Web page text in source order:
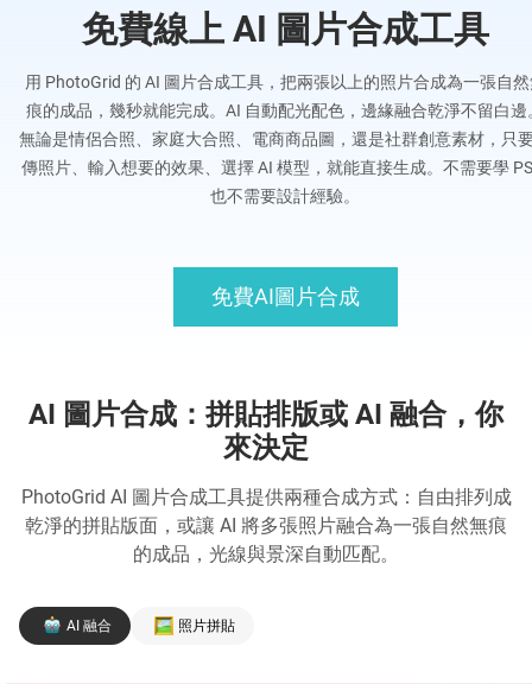
免費線上 AI 圖片合成工具
用 PhotoGrid 的 AI 圖片合成工具，把兩張以上的照片合成為一張自
痕的成品，幾秒就能完成。AI 自動配光配色，邊緣融合乾淨不留白邊
無論是情侶合照、家庭大合照、電商商品圖，還是社群創意素材，只
傳照片、輸入想要的效果、選擇 AI 模型，就能直接生成。不需要學
也不需要設計經驗。
免費AI圖片合成
AI 圖片合成：拼貼排版或 AI 融合，你
來決定
PhotoGrid AI 圖片合成工具提供兩種合成方式：自由排列成
乾淨的拼貼版面，或讓 AI 將多張照片融合為一張自然無痕
的成品，光線與景深自動匹配。
AI 融合 照片拼貼